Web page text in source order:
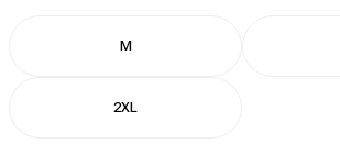
M
2XL